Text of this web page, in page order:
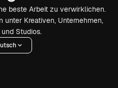
beste Arbeit zu verwirklichen.
unter Kreativen, Unternehmen,
Studios.